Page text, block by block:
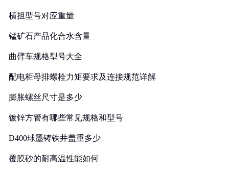
横担型号对应重量
锰矿石产品化合水含量
曲臂车规格型号大全
配电柜母排螺栓力矩要求及连接规范详解
膨胀螺丝尺寸是多少
镀锌方管有哪些常见规格和型号
D400球墨铸铁井盖重多少
覆膜砂的耐高温性能如何